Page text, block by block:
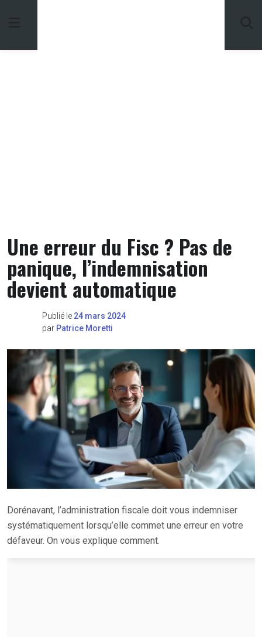
Une erreur du Fisc ? Pas de
panique, l’indemnisation
devient automatique
Publié le 24 mars 2024
par Patrice Moretti
Dorénavant, l’administration fiscale doit vous indemniser
systématiquement lorsqu’elle commet une erreur en votre
défaveur. On vous explique comment.